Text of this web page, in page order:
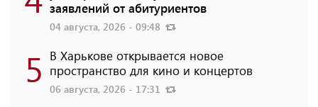
заявлений от абитуриентов
04 августа, 2026 - 09:48
5 В Харькове открывается новое
пространство для кино и концертов
06 августа, 2026 - 17:31